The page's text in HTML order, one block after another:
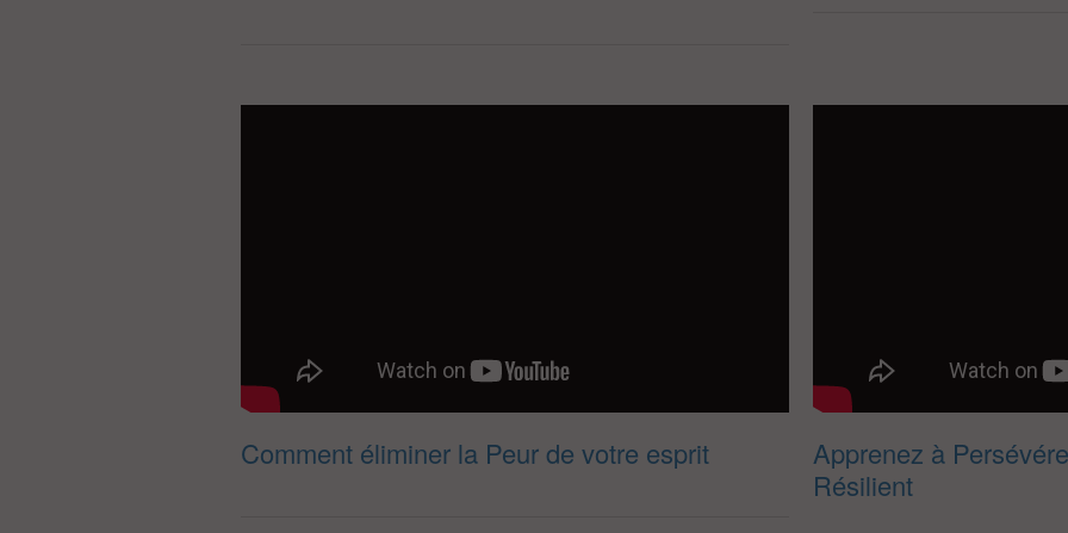
Comment éliminer la Peur de votre esprit
Apprenez à
Résilient